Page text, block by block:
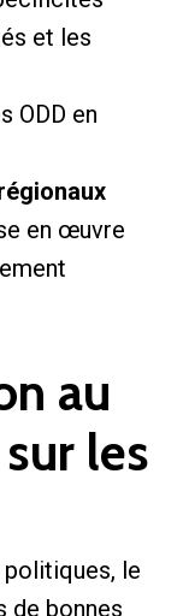
et les
ODD en
en œuvre
au
les
le
de bonnes